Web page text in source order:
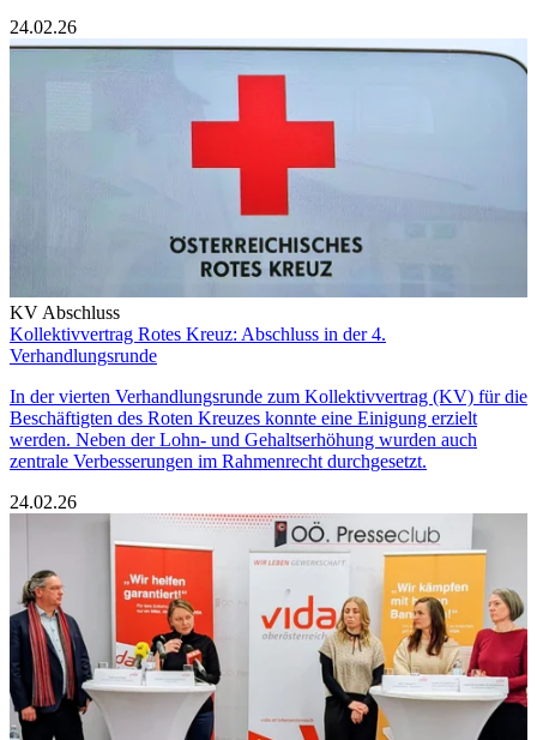
24.02.26
KV Abschluss
Kollektivvertrag Rotes Kreuz: Abschluss in der 4.
Verhandlungsrunde
In der vierten Verhandlungsrunde zum Kollektivvertrag (KV) für die
Beschäftigten des Roten Kreuzes konnte eine Einigung erzielt
werden. Neben der Lohn- und Gehaltserhöhung wurden auch
zentrale Verbesserungen im Rahmenrecht durchgesetzt.
24.02.26